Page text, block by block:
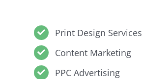
Print Design Services
Content Marketing
PPC Advertising